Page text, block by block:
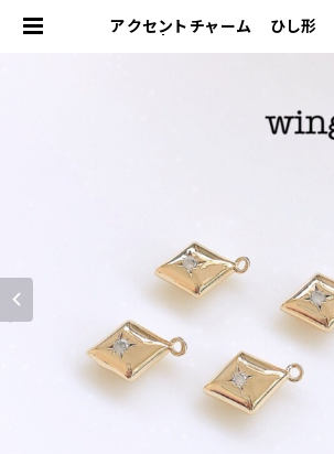
アクセントチャーム ひし形